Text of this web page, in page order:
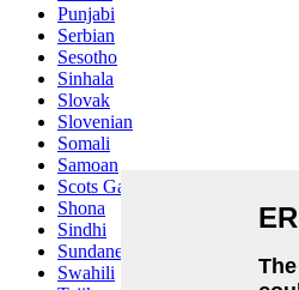
Punjabi
Serbian
Sesotho
Sinhala
Slovak
Slovenian
Somali
Samoan
Scots Gaelic
Shona
Sindhi
Sundanese
Swahili